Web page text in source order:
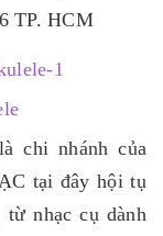
TP. HCM
1
chi nhánh của
tại đây hội tụ
nhạc cụ dành